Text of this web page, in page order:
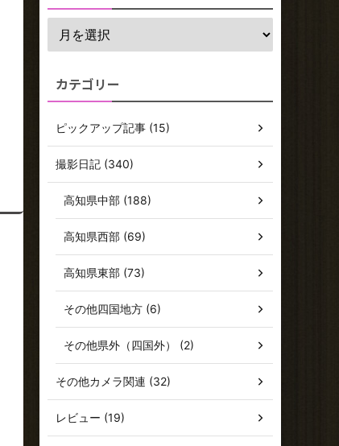
カテゴリー
ピックアップ記事 (15)
撮影日記 (340)
高知県中部 (188)
高知県西部 (69)
高知県東部 (73)
その他四国地方 (6)
その他県外（四国外） (2)
その他カメラ関連 (32)
レビュー (19)